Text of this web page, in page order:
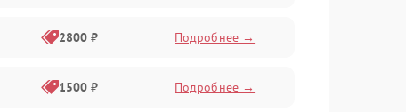
2800 ₽ Подробнее →
1500 ₽ Подробнее →